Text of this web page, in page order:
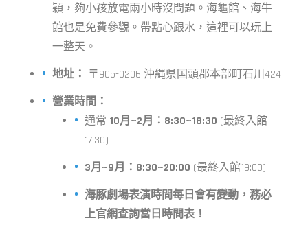
穎，夠小孩放電兩小時沒問題。海龜館、海牛
館也是免費參觀。帶點心跟水，這裡可以玩上
一整天。
地址： 〒905-0206 沖縄県国頭郡本部町石川424
營業時間：
通常 10月~2月：8:30~18:30 (最終入館
17:30)
3月~9月：8:30~20:00 (最終入館19:00)
海豚劇場表演時間每日會有變動，務必
上官網查詢當日時間表！